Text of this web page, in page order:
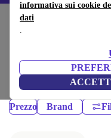
informativa sui cookie
dati
.
Home
PC Desktop ricondizionati
Resi entro 30 giorni e
oggi!
Prezzo Brand